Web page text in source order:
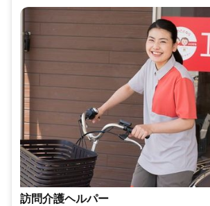
訪問介護ヘルパー